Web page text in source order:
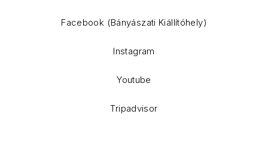
Facebook (Bányászati Kiállítóhely)
Instagram
Youtube
Tripadvisor